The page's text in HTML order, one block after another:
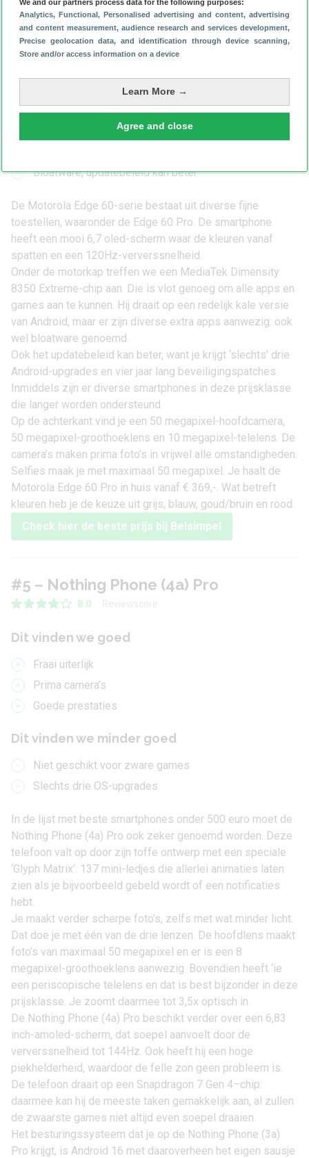
We and our partners process data for the following purposes:
Analytics, Functional, Personalised advertising and content, advertising
and content measurement, audience research and services development,
Precise geolocation data, and identification through device scanning,
Store and/or access information on a device
Learn More →
Agree and close
Dit vinden we
goed
Lekker vlot in gebruik
Dit vinden we minder goed
Bloatware, updatebeleid kan beter
De Motorola Edge 60-serie bestaat uit diverse fijne
toestellen, waaronder de Edge 60 Pro. De smartphone
heeft een mooi 6,7 oled-scherm waar de kleuren vanaf
spatten en een 120Hz-ververssnelheid.
Onder de motorkap treffen we een MediaTek Dimensity
8350 Extreme-chip aan. Die is vlot genoeg om alle apps en
games aan te kunnen. Hij draait op een redelijk kale versie
van Android, maar er zijn diverse extra apps aanwezig: ook
wel bloatware genoemd.
Ook het updatebeleid kan beter, want je krijgt ‘slechts’ drie
Android-upgrades en vier jaar lang beveiligingspatches.
Inmiddels zijn er diverse smartphones in deze prijsklasse
die langer worden ondersteund.
Op de achterkant vind je een 50 megapixel-hoofdcamera,
50 megapixel-groothoeklens en 10 megapixel-telelens. De
camera’s maken prima foto’s in vrijwel alle omstandigheden.
Selfies maak je met maximaal 50 megapixel. Je haalt de
Motorola Edge 60 Pro in huis vanaf € 369,-. Wat betreft
kleuren heb je de keuze uit grijs, blauw, goud/bruin en rood.
Check hier de beste prijs bij Belsimpel
#5 – Nothing Phone (4a) Pro
8.0
Dit vinden we goed
Fraai uiterlijk
Prima camera’s
Goede prestaties
Dit vinden we minder goed
Niet geschikt voor zware games
Slechts drie OS-upgrades
In de lijst met beste smartphones onder 500 euro moet de
Nothing Phone (4a) Pro ook zeker genoemd worden. Deze
telefoon valt op door zijn toffe ontwerp met een speciale
‘Glyph Matrix’: 137 mini-ledjes die allerlei animaties laten
zien als je bijvoorbeeld gebeld wordt of een notificaties
hebt.
Je maakt verder scherpe foto’s, zelfs met wat minder licht.
Dat doe je met één van de drie lenzen. De hoofdlens maakt
foto’s van maximaal 50 megapixel en er is een 8
megapixel-groothoeklens aanwezig. Bovendien heeft ‘ie
een periscopische telelens en dat is best bijzonder in deze
prijsklasse. Je zoomt daarmee tot 3,5x optisch in.
De Nothing Phone (4a) Pro beschikt verder over een 6,83
inch-amoled-scherm, dat soepel aanvoelt door de
ververssnelheid tot 144Hz. Ook heeft hij een hoge
piekhelderheid, waardoor de felle zon geen probleem is.
De telefoon draait op een Snapdragon 7 Gen 4–chip:
daarmee kan hij de meeste taken gemakkelijk aan, al zullen
de zwaarste games niet altijd even soepel draaien.
Het besturingssysteem dat je op de Nothing Phone (3a)
Pro krijgt, is Android 16 met daaroverheen het eigen sausje